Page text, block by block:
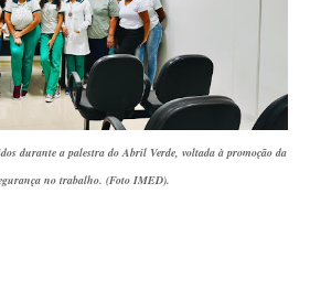
durante a palestra do Abril Verde, voltada à promoção da
no trabalho. (Foto IMED).